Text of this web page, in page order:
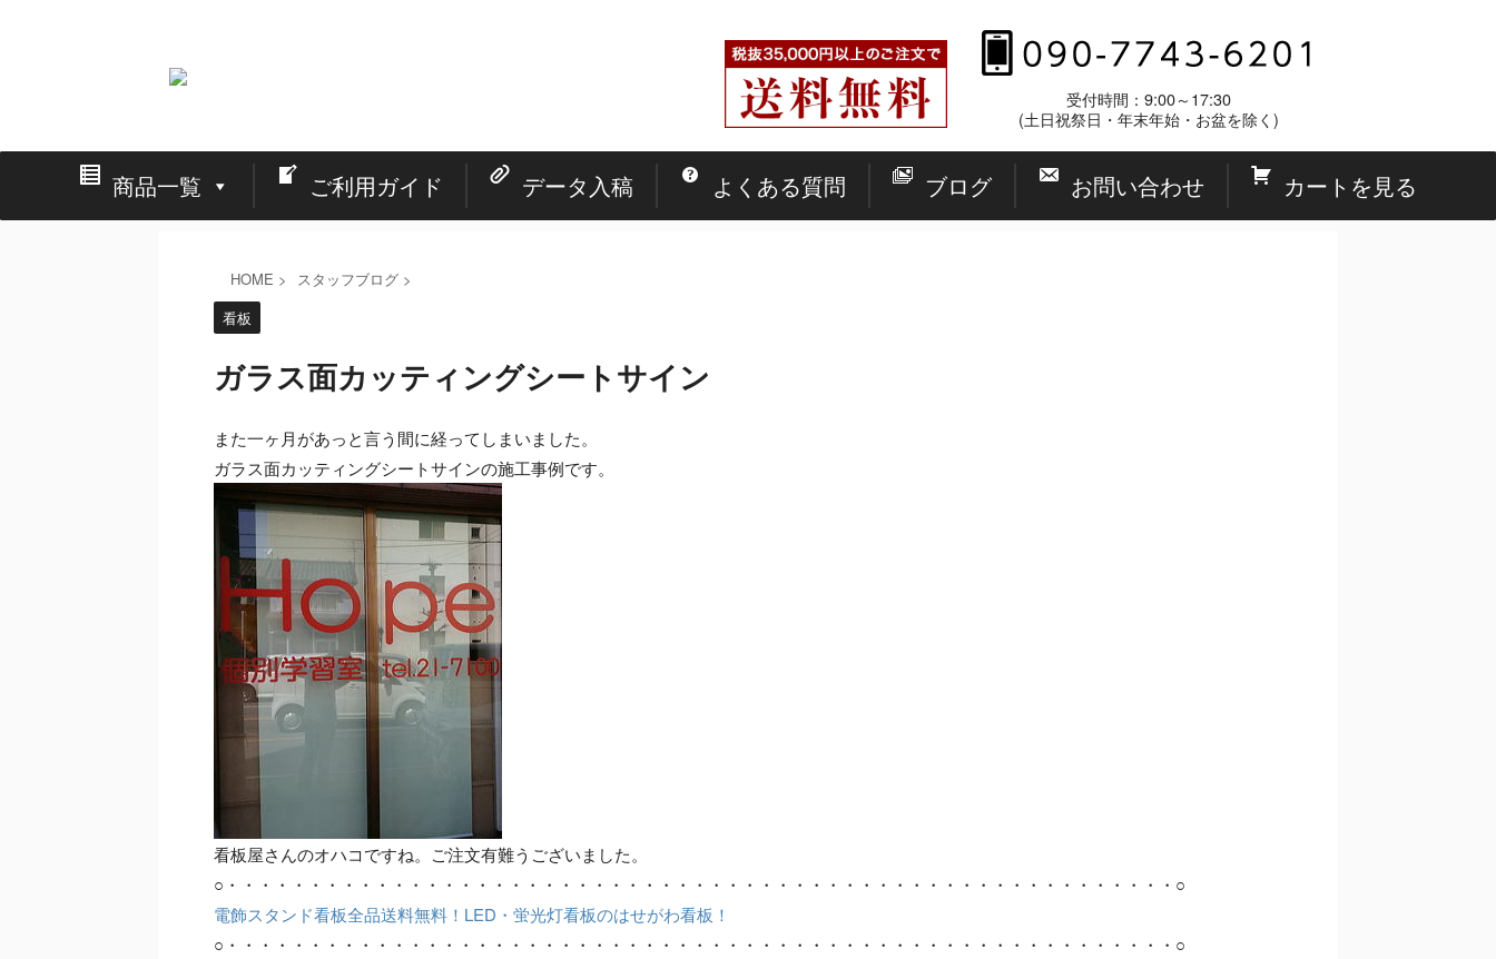
受付時間：9:00～17:30
(土日祝祭日・年末年始・お盆を除く)
商品一覧 ご利用ガイド データ入稿 よくある質問 ブログ お問い合わせ カートを見る
HOME > スタッフブログ >
看板
ガラス面カッティングシートサイン
また一ヶ月があっと言う間に経ってしまいました。
ガラス面カッティングシートサインの施工事例です。
看板屋さんのオハコですね。ご注文有難うございました。
○・・・・・・・・・・・・・・・・・・・・・・・・・・・・・・・・・・・・・・・・・・・・・・・・・・・・・・・・・○
電飾スタンド看板全品送料無料！LED・蛍光灯看板のはせがわ看板！
○・・・・・・・・・・・・・・・・・・・・・・・・・・・・・・・・・・・・・・・・・・・・・・・・・・・・・・・・・○